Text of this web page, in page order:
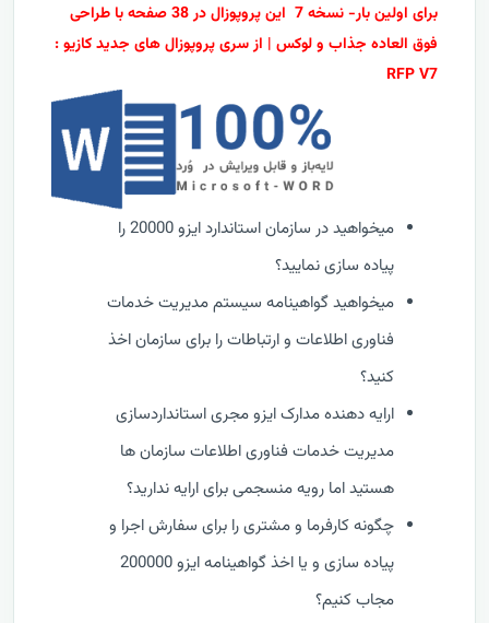
برای اولین بار- نسخه 7 این پروپوزال در 38 صفحه با طراحی
فوق العاده جذاب و لوکس | از سری پروپوزال های جدید کازیو :
RFP V7
میخواهید در سازمان استاندارد ایزو 20000 را
پیاده سازی نمایید؟
میخواهید گواهینامه سیستم مدیریت خدمات
فناوری اطلاعات و ارتباطات را برای سازمان اخذ
کنید؟
ارایه دهنده مدارک ایزو مجری استانداردسازی
مدیریت خدمات فناوری اطلاعات سازمان ها
هستید اما رویه منسجمی برای ارایه ندارید؟
چگونه کارفرما و مشتری را برای سفارش اجرا و
پیاده سازی و یا اخذ گواهینامه ایزو 200000
مجاب کنیم؟